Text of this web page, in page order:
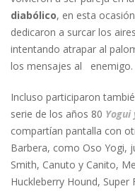
diabólico, en esta
dedicaron a surcar los
intentando atrapar al
los mensajes al enemigo.
Incluso participaron
serie de los años 80 Yogui
compartían pantalla con
Barbera, como Oso Yogi,
Smith, Canuto y Canito,
Huckleberry Hound, Super